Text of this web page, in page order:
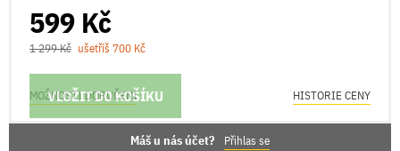
599 Kč
1 299 Kč ušetříš 700 Kč
VLOŽIT DO KOŠÍKU
MOŽNOSTI DORUČENÍ HISTORIE CENY
Máš u nás účet? Přihlas se